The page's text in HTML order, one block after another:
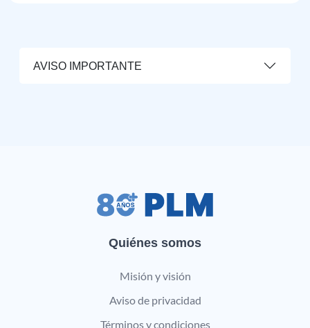
AVISO IMPORTANTE
Quiénes somos
Misión y visión
Aviso de privacidad
Términos y condiciones